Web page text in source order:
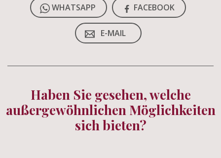
WHATSAPP FACEBOOK
E-MAIL
Haben Sie gesehen, welche
außergewöhnlichen Möglichkeiten
sich bieten?